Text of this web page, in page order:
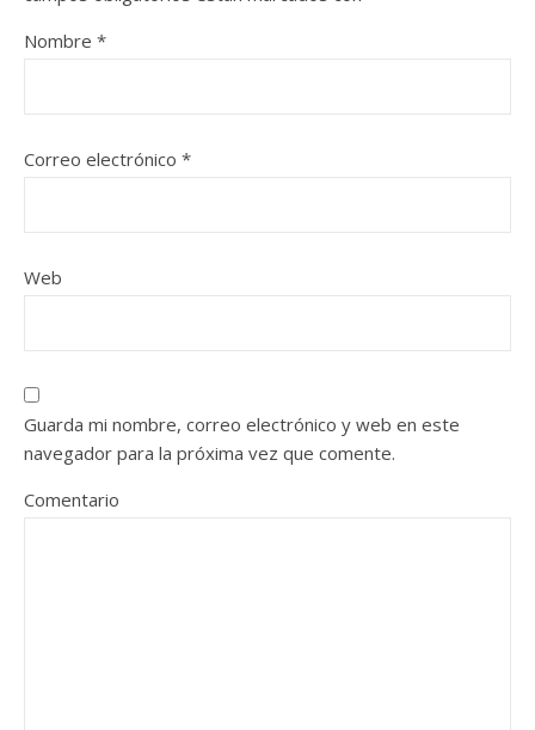
Nombre *
Correo electrónico *
Web
Guarda mi nombre, correo electrónico y web en este
navegador para la próxima vez que comente.
Comentario